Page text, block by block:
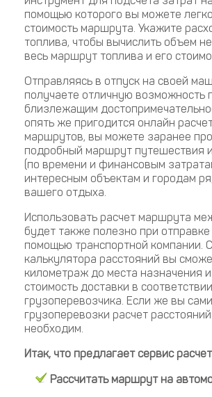
помощью которого вы можете
стоимость маршрута. Укажите
топлива, чтобы вычислить объем
весь маршрут топлива и его
Отправляясь в отпуск на своей
получаете отличную возможность
близлежащим
опять же пригодится онлайн
маршрутов, вы можете заранее
подробный маршрут путешествия
(по времени и финансовым
интересным объектам и городам
вашего отдыха.
Использовать расчет маршрута
будет также полезно при отправке
помощью транспортной компании.
калькулятора расстояний вы
километраж до места назначения
стоимость доставки в
грузоперевозчика. Если же вы
грузоперевозки расчет
необходим.
Итак, что предлагает сервис
Рассчитать маршрут на